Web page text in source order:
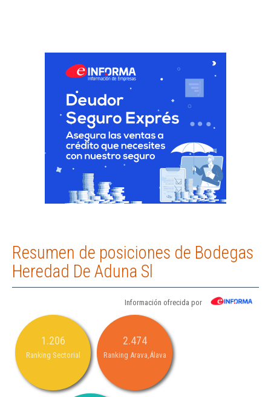
Resumen de posiciones de Bodegas
Heredad De Aduna Sl
Información ofrecida por
1.206
Ranking Sectorial
2.474
Ranking Arava,Álava